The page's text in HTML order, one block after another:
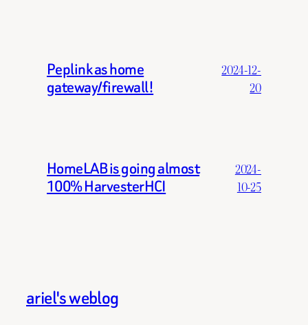
Peplink as home
gateway/firewall!
2024-12-
20
HomeLAB is going almost
100% HarvesterHCI
2024-
10-25
ariel's weblog